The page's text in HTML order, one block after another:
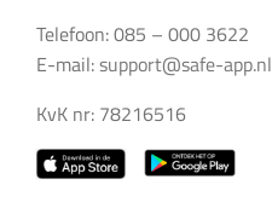
Telefoon: 085 – 000 3622
E-mail:support@safe-app.nl
KvK nr: 78216516